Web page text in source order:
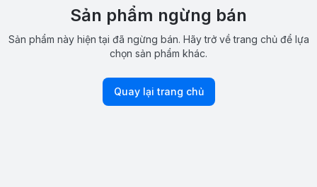
Sản phẩm ngừng bán
Sản phẩm này hiện tại đã ngừng bán. Hãy trở về trang chủ để lựa
chọn sản phẩm khác.
Quay lại trang chủ